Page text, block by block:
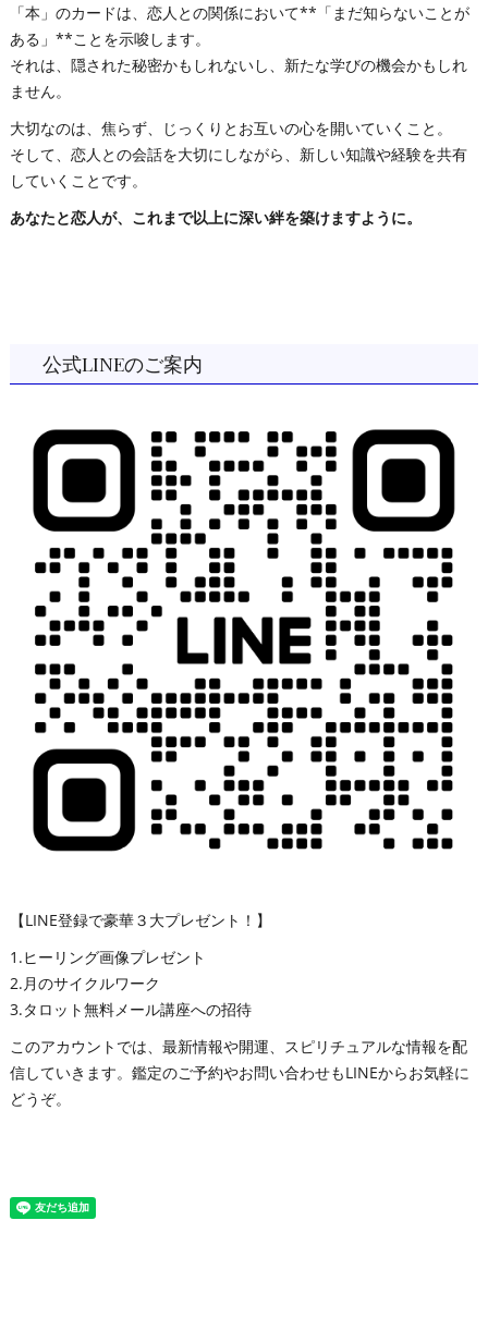
「本」のカードは、恋人との関係において**「まだ知らないことが
ある」**ことを示唆します。
それは、隠された秘密かもしれないし、新たな学びの機会かもしれ
ません。
大切なのは、焦らず、じっくりとお互いの心を開いていくこと。
そして、恋人との会話を大切にしながら、新しい知識や経験を共有
していくことです。
あなたと恋人が、これまで以上に深い絆を築けますように。
公式LINEのご案内
【LINE登録で豪華３大プレゼント！】
1.ヒーリング画像プレゼント
2.月のサイクルワーク
3.タロット無料メール講座への招待
このアカウントでは、最新情報や開運、スピリチュアルな情報を配
信していきます。鑑定のご予約やお問い合わせもLINEからお気軽に
どうぞ。